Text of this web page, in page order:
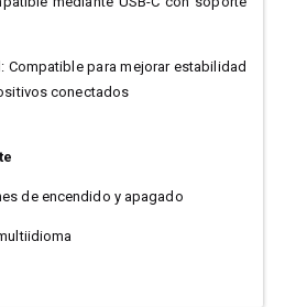
Compatible para mejorar estabilidad
conectados
de encendido y apagado